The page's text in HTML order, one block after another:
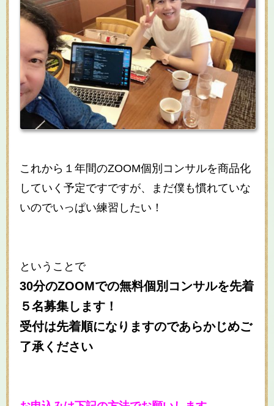
これから１年間のZOOM個別コンサルを商品化
していく予定ですですが、まだ僕も慣れていな
いのでいっぱい練習したい！
ということで
30分のZOOMでの無料個別コンサルを先着
５名募集します！
受付は先着順になりますのであらかじめご
了承ください